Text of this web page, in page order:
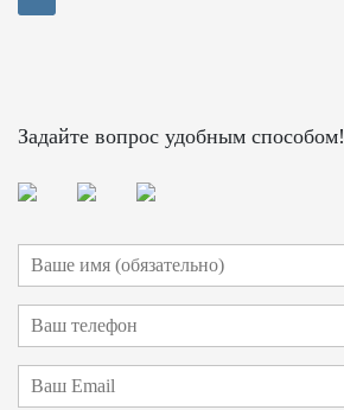
Задайте вопрос удобным способом!